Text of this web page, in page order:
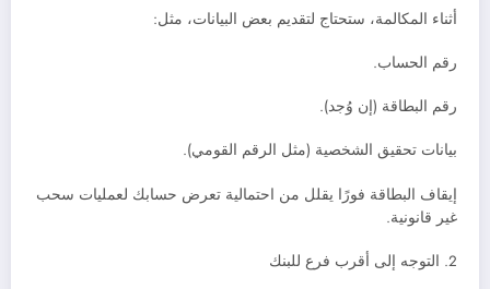
أثناء المكالمة، ستحتاج لتقديم بعض البيانات، مثل:
رقم الحساب.
رقم البطاقة (إن وُجد).
بيانات تحقيق الشخصية (مثل الرقم القومي).
إيقاف البطاقة فورًا يقلل من احتمالية تعرض حسابك لعمليات سحب
غير قانونية.
2. التوجه إلى أقرب فرع للبنك